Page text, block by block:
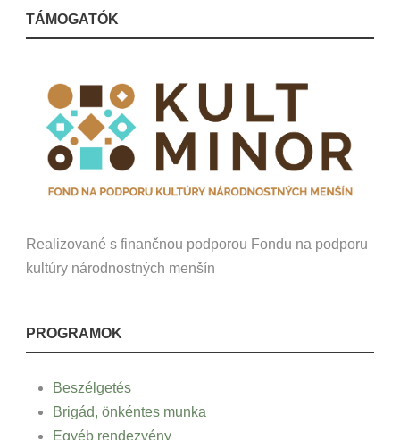
TÁMOGATÓK
Realizované s finančnou podporou Fondu na podporu
kultúry národnostných menšín
PROGRAMOK
Beszélgetés
Brigád, önkéntes munka
Egyéb rendezvény